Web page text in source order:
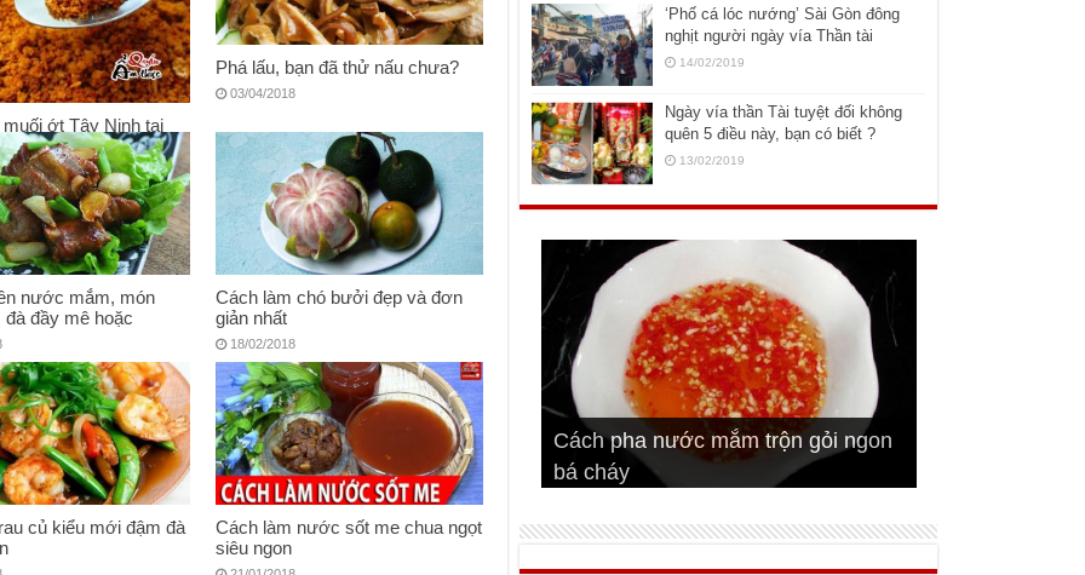
ớt Tây Ninh tại
Phá lấu, bạn đã thử nấu chưa?
03/04/2018
nước mắm, món
đà đầy mê hoặc
Cách làm chó bưởi đẹp và đơn
giản nhất
18/02/2018
củ kiểu mới đậm đà
Cách làm nước sốt me chua ngọt
siêu ngon
‘Phố cá lóc nướng’ Sài Gòn đông
nghịt người ngày vía Thần tài
14/02/2019
Ngày vía thần Tài tuyệt đối không
quên 5 điều này, bạn có biết ?
13/02/2019
Cách pha nước mắm trộn gỏi ngon
bá cháy
Bí quyết để chiên đậu hũ giòn ngon
Cách ướp sườn non nướng ngon
đúng vị
Cách ướp thịt heo chiên ngon mềm
Bật mí cách ướp sườn cơm tấm
ngon